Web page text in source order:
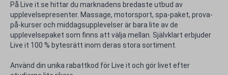
På Live it.se hittar du marknadens bredaste utbud av
upplevelsepresenter. Massage, motorsport, spa-paket, prova-
på-kurser och middagsupplevelser är bara lite av de
upplevelsepaket som finns att välja mellan. Självklart erbjuder
Live it 100 % bytesrätt inom deras stora sortiment.
Använd din unika rabattkod för Live it och gör livet efter